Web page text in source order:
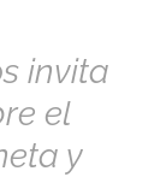
invita
el
y